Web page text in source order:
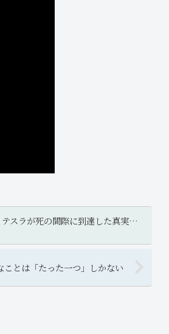
テスラが死の間際に到達した真実…
ことは「たった一つ」しかない